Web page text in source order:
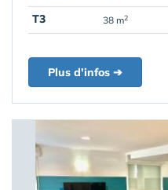
T3
38 m2
Plus d'infos ➔